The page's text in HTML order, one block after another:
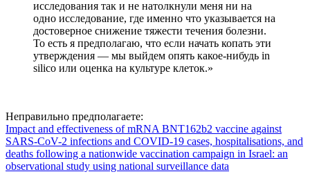
исследования так и не натолкнули меня ни на
одно исследование, где именно что указывается на
достоверное снижение тяжести течения болезни.
То есть я предполагаю, что если начать копать эти
утверждения — мы выйдем опять какое-нибудь in
silico или оценка на культуре клеток.»
Неправильно предполагаете:
Impact and effectiveness of mRNA BNT162b2 vaccine against
SARS-CoV-2 infections and COVID-19 cases, hospitalisations, and
deaths following a nationwide vaccination campaign in Israel: an
observational study using national surveillance data